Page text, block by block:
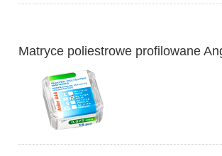
Matryce poliestrowe profilowane